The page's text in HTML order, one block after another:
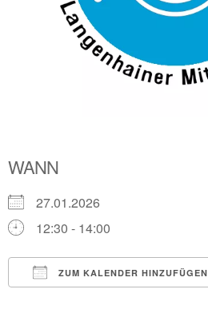
WANN
27.01.2026
12:30 - 14:00
ZUM KALENDER HINZUFÜGEN